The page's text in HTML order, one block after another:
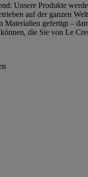
Unsere Produkte
auf der ganzen
Materialien gefertigt –
die Sie von Le